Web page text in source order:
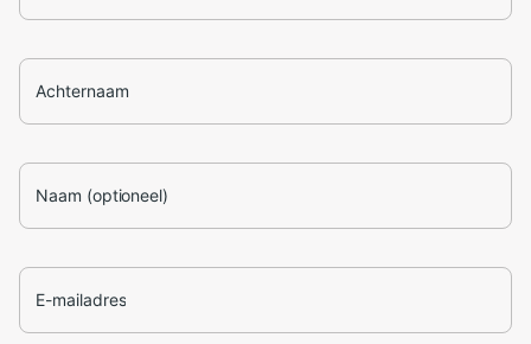
Achternaam
Naam (optioneel)
E-mailadres